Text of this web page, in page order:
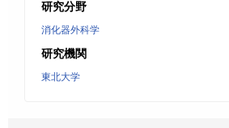
研究分野
消化器外科学
研究機関
東北大学